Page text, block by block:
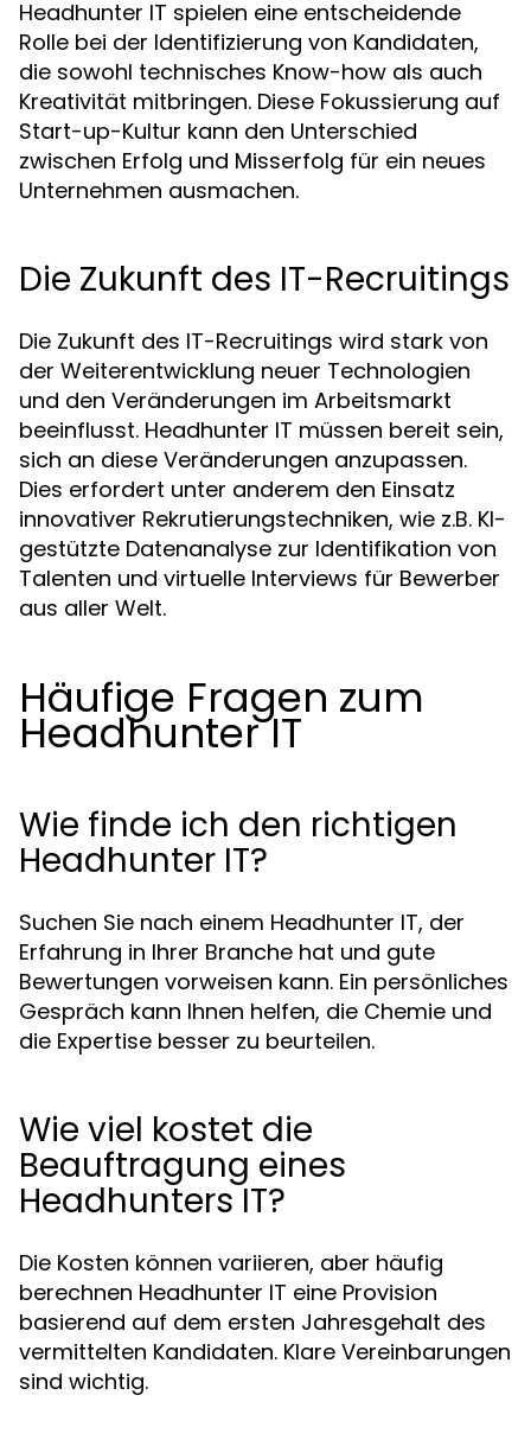
Headhunter IT spielen eine entscheidende
Rolle bei der Identifizierung von Kandidaten,
die sowohl technisches Know-how als auch
Kreativität mitbringen. Diese Fokussierung auf
Start-up-Kultur kann den Unterschied
zwischen Erfolg und Misserfolg für ein neues
Unternehmen ausmachen.
Die Zukunft des IT-Recruitings
Die Zukunft des IT-Recruitings wird stark von
der Weiterentwicklung neuer Technologien
und den Veränderungen im Arbeitsmarkt
beeinflusst. Headhunter IT müssen bereit sein,
sich an diese Veränderungen anzupassen.
Dies erfordert unter anderem den Einsatz
innovativer Rekrutierungstechniken, wie z.B. KI-
gestützte Datenanalyse zur Identifikation von
Talenten und virtuelle Interviews für Bewerber
aus aller Welt.
Häufige Fragen zum
Headhunter IT
Wie finde ich den richtigen
Headhunter IT?
Suchen Sie nach einem Headhunter IT, der
Erfahrung in Ihrer Branche hat und gute
Bewertungen vorweisen kann. Ein persönliches
Gespräch kann Ihnen helfen, die Chemie und
die Expertise besser zu beurteilen.
Wie viel kostet die
Beauftragung eines
Headhunters IT?
Die Kosten können variieren, aber häufig
berechnen Headhunter IT eine Provision
basierend auf dem ersten Jahresgehalt des
vermittelten Kandidaten. Klare Vereinbarungen
sind wichtig.